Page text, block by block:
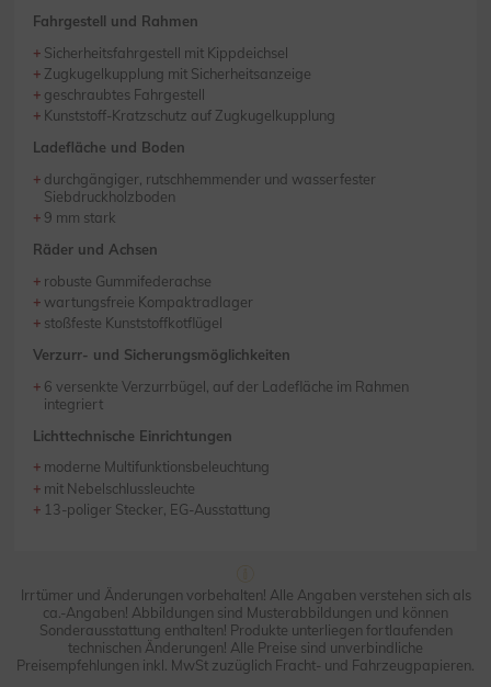
Fahrgestell und Rahmen
Sicherheitsfahrgestell mit Kippdeichsel
Zugkugelkupplung mit Sicherheitsanzeige
geschraubtes Fahrgestell
Kunststoff-Kratzschutz auf Zugkugelkupplung
Ladefläche und Boden
durchgängiger, rutschhemmender und wasserfester
Siebdruckholzboden
9 mm stark
Räder und Achsen
robuste Gummifederachse
wartungsfreie Kompaktradlager
stoßfeste Kunststoffkotflügel
Verzurr- und Sicherungsmöglichkeiten
6 versenkte Verzurrbügel, auf der Ladefläche im Rahmen
integriert
Lichttechnische Einrichtungen
moderne Multifunktionsbeleuchtung
mit Nebelschlussleuchte
13-poliger Stecker, EG-Ausstattung
Irrtümer und Änderungen vorbehalten! Alle Angaben verstehen sich als
ca.-Angaben! Abbildungen sind Musterabbildungen und können
Sonderausstattung enthalten! Produkte unterliegen fortlaufenden
technischen Änderungen! Alle Preise sind unverbindliche
Preisempfehlungen inkl. MwSt zuzüglich Fracht- und Fahrzeugpapieren.